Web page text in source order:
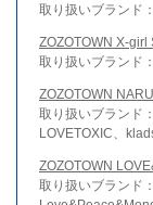
取り扱いブランド
ZOZOTOWN X-girl
取り扱いブランド
ZOZOTOWN
取り扱いブランド
LOVETOXIC、
ZOZOTOWN
取り扱いブランド